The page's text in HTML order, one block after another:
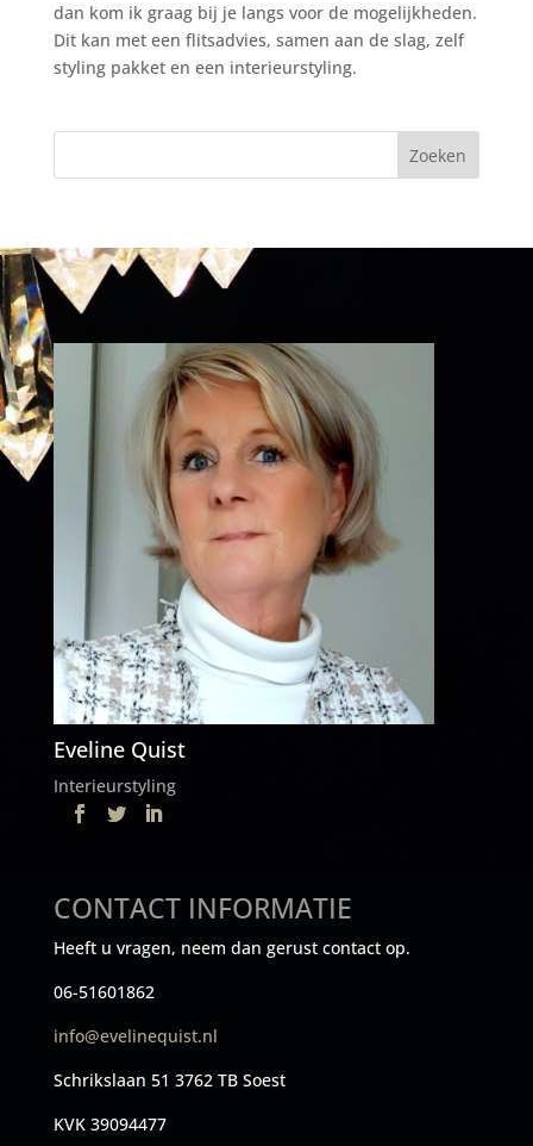
dan kom ik graag bij je langs voor de mogelijkheden.
Dit kan met een flitsadvies, samen aan de slag, zelf
styling pakket en een interieurstyling.
Eveline Quist
Interieurstyling
CONTACT INFORMATIE
Heeft u vragen, neem dan gerust contact op.
06-51601862
info@evelinequist.nl
Schrikslaan 51 3762 TB Soest
KVK 39094477